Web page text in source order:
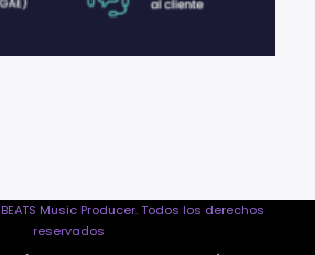
Music Producer. Todos los derechos
reservados